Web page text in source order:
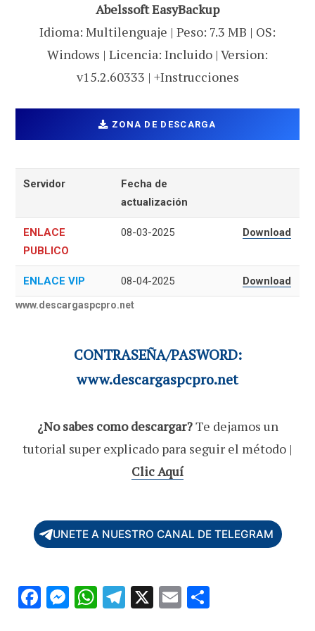
Abelssoft EasyBackup
Idioma: Multilenguaje | Peso: 7.3 MB | OS:
Windows | Licencia: Incluido | Version:
v15.2.60333 | +Instrucciones
ZONA DE DESCARGA
Servidor
Fecha de
actualización
ENLACE
PUBLICO
08-03-2025 Download
ENLACE VIP 08-04-2025 Download
www.descargaspcpro.net
CONTRASEÑA/PASWORD:
www.descargaspcpro.net
¿No sabes como descargar?Te dejamos un
tutorial super explicado para seguir el método |
Clic Aquí
UNETE A NUESTRO CANAL DE TELEGRAM
F M W T X E